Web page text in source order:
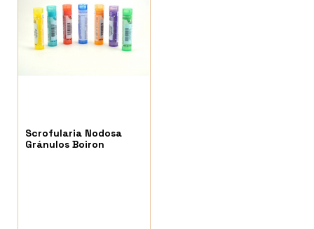
Scrofularia Nodosa
Gránulos Boiron